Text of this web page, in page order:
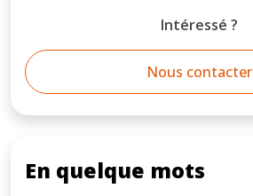
Intéressé ?
Nous contacter
En quelque mots